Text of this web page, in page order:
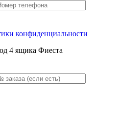
конфиденциальности
4 ящика Фиеста